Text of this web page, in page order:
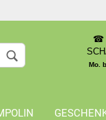
Sprache
☎
Mo.